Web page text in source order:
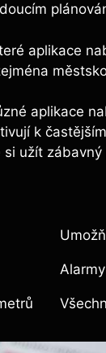
aplikace
aplikace
k
užít